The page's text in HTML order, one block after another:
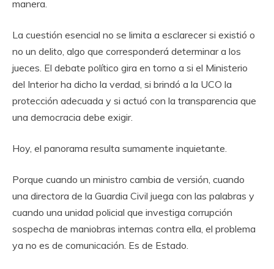
manera.
La cuestión esencial no se limita a esclarecer si existió o
no un delito, algo que corresponderá determinar a los
jueces. El debate político gira en torno a si el Ministerio
del Interior ha dicho la verdad, si brindó a la UCO la
protección adecuada y si actuó con la transparencia que
una democracia debe exigir.
Hoy, el panorama resulta sumamente inquietante.
Porque cuando un ministro cambia de versión, cuando
una directora de la Guardia Civil juega con las palabras y
cuando una unidad policial que investiga corrupción
sospecha de maniobras internas contra ella, el problema
ya no es de comunicación. Es de Estado.